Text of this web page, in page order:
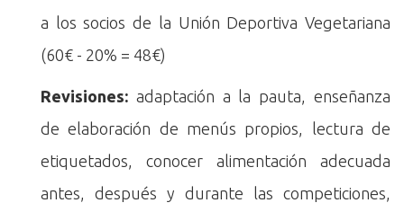
a los socios de la Unión Deportiva Vegetariana
(60€ - 20% = 48€)
Revisiones: adaptación a la pauta, enseñanza
de elaboración de menús propios, lectura de
etiquetados, conocer alimentación adecuada
antes, después y durante las competiciones,